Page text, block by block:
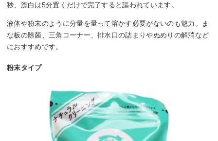
秒、漂白は5分置くだけで完了すると謳われています。
液体や粉末のように分量を量って溶かす必要がないのも魅力。ま
な板の除菌、三角コーナー、排水口の詰まりやぬめりの解消など
におすすめです。
粉末タイプ